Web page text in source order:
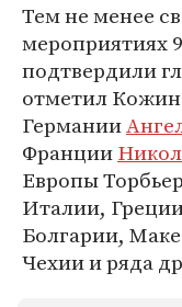
Тем не менее
мероприятиях
подтвердили
отметил
Германии
Франции
Европы
Италии,
Болгарии,
Чехии и ряда